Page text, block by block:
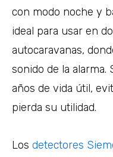
con modo noche y
ideal para usar en
autocaravanas,
sonido de la alarma.
años de vida útil,
pierda su utilidad.
Los detectores